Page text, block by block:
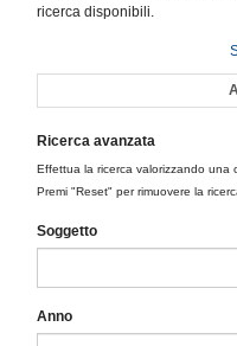
ricerca disponibili.
Ricerca avanzata
Effettua la ricerca valorizzando una
Premi "Reset" per rimuovere la
Soggetto
Anno